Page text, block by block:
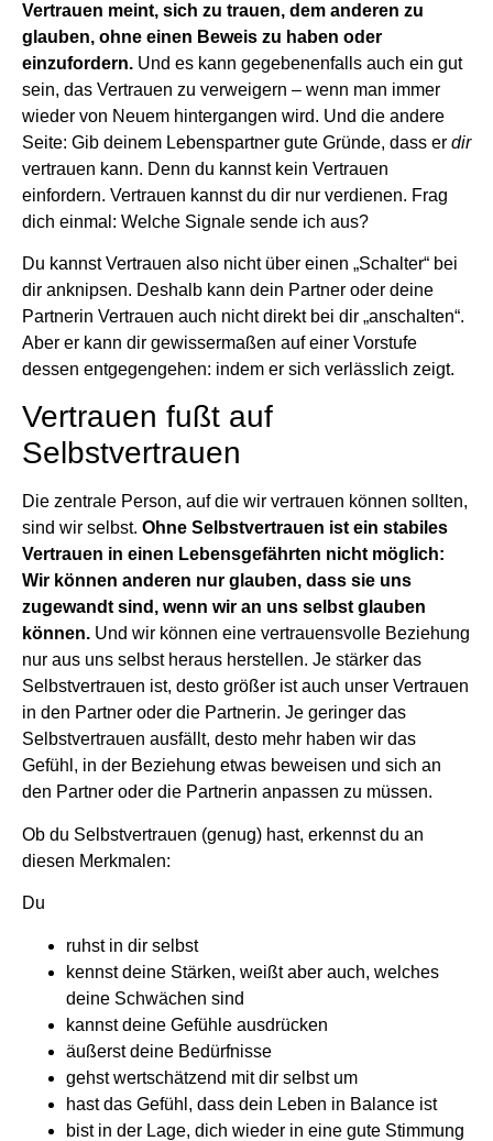
Vertrauen meint, sich zu trauen, dem anderen zu
glauben, ohne einen Beweis zu haben oder
einzufordern. Und es kann gegebenenfalls auch ein gut
sein, das Vertrauen zu verweigern – wenn man immer
wieder von Neuem hintergangen wird. Und die andere
Seite: Gib deinem Lebenspartner gute Gründe, dass er dir
vertrauen kann. Denn du kannst kein Vertrauen
einfordern. Vertrauen kannst du dir nur verdienen. Frag
dich einmal: Welche Signale sende ich aus?
Du kannst Vertrauen also nicht über einen „Schalter“ bei
dir anknipsen. Deshalb kann dein Partner oder deine
Partnerin Vertrauen auch nicht direkt bei dir „anschalten“.
Aber er kann dir gewissermaßen auf einer Vorstufe
dessen entgegengehen: indem er sich verlässlich zeigt.
Vertrauen fußt auf
Selbstvertrauen
Die zentrale Person, auf die wir vertrauen können sollten,
sind wir selbst. Ohne Selbstvertrauen ist ein stabiles
Vertrauen in einen Lebensgefährten nicht möglich:
Wir können anderen nur glauben, dass sie uns
zugewandt sind, wenn wir an uns selbst glauben
können. Und wir können eine vertrauensvolle Beziehung
nur aus uns selbst heraus herstellen. Je stärker das
Selbstvertrauen ist, desto größer ist auch unser Vertrauen
in den Partner oder die Partnerin. Je geringer das
Selbstvertrauen ausfällt, desto mehr haben wir das
Gefühl, in der Beziehung etwas beweisen und sich an
den Partner oder die Partnerin anpassen zu müssen.
Ob du Selbstvertrauen (genug) hast, erkennst du an
diesen Merkmalen:
Du
ruhst in dir selbst
kennst deine Stärken, weißt aber auch, welches
deine Schwächen sind
kannst deine Gefühle ausdrücken
äußerst deine Bedürfnisse
gehst wertschätzend mit dir selbst um
hast das Gefühl, dass dein Leben in Balance ist
bist in der Lage, dich wieder in eine gute Stimmung